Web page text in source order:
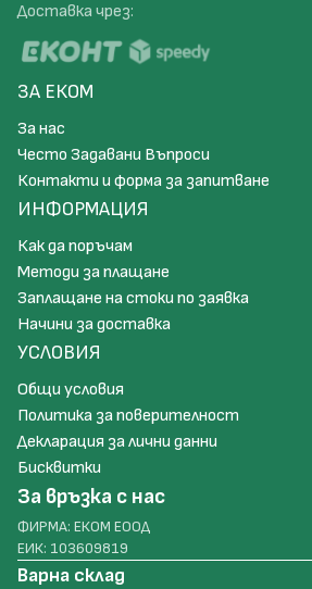
Доставка чрез:
ЗА ЕКОМ
За нас
Често Задавани Въпроси
Контакти и форма за запитване
ИНФОРМАЦИЯ
Как да поръчам
Методи за плащане
Заплащане на стоки по заявка
Начини за доставка
УСЛОВИЯ
Общи условия
Политика за поверителност
Декларация за лични данни
Бисквитки
За връзка с нас
ФИРМА: ЕКОМ ЕООД
ЕИК: 103609819
Варна склад